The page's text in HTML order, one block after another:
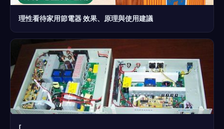
理性看待家用節電器 效果、原理與使用建議